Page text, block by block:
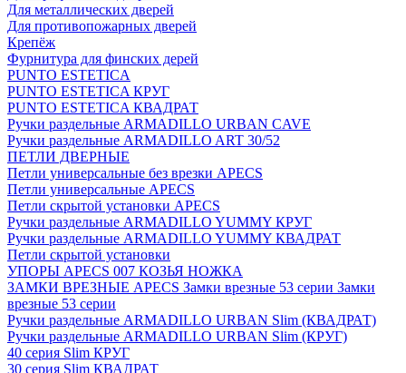
Для металлических дверей
Для противопожарных дверей
Крепёж
Фурнитура для финских дерей
PUNTO ESTETICA
PUNTO ESTETICA КРУГ
PUNTO ESTETICA КВАДРАТ
Ручки раздельные ARMADILLO URBAN CAVE
Ручки раздельные ARMADILLO ART 30/52
ПЕТЛИ ДВЕРНЫЕ
Петли универсальные без врезки APECS
Петли универсальные APECS
Петли скрытой установки APECS
Ручки раздельные ARMADILLO YUMMY КРУГ
Ручки раздельные ARMADILLO YUMMY КВАДРАТ
Петли скрытой установки
УПОРЫ APECS 007 КОЗЬЯ НОЖКА
ЗАМКИ ВРЕЗНЫЕ APECS Замки врезные 53 серии Замки
врезные 53 серии
Ручки раздельные ARMADILLO URBAN Slim (КВАДРАТ)
Ручки раздельные ARMADILLO URBAN Slim (КРУГ)
40 серия Slim КРУГ
30 серия Slim КВАДРАТ